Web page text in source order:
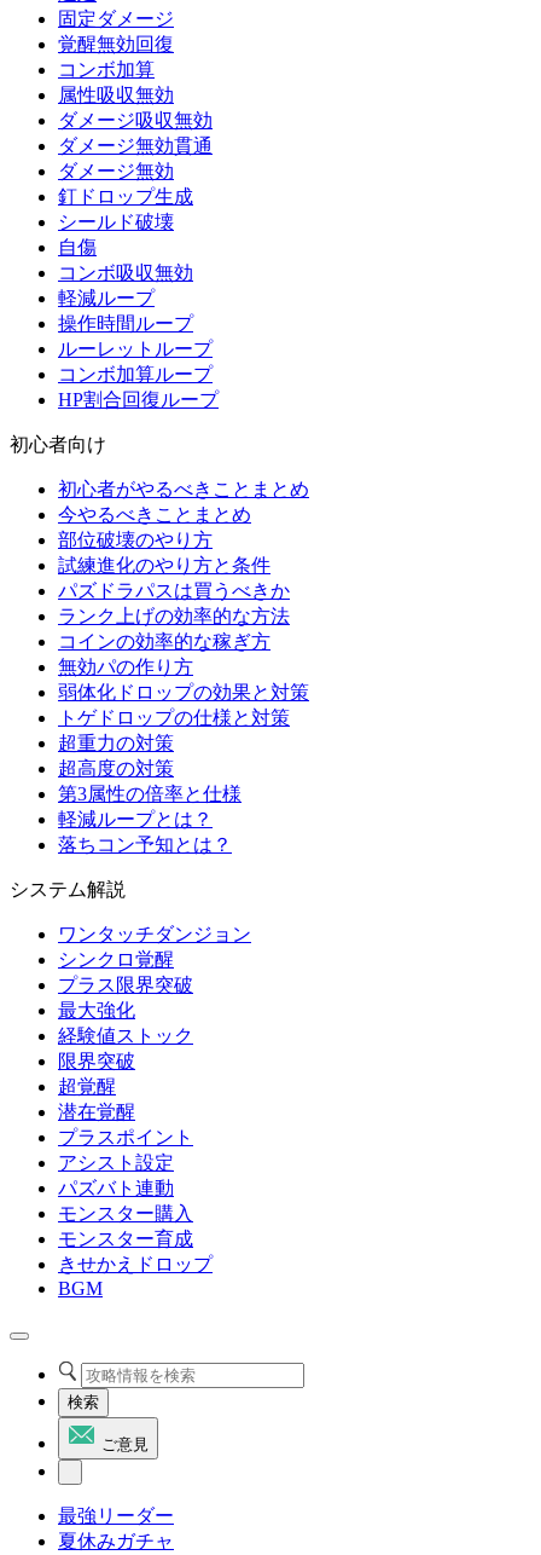
固定ダメージ
覚醒無効回復
コンボ加算
属性吸収無効
ダメージ吸収無効
ダメージ無効貫通
ダメージ無効
釘ドロップ生成
シールド破壊
自傷
コンボ吸収無効
軽減ループ
操作時間ループ
ルーレットループ
コンボ加算ループ
HP割合回復ループ
初心者向け
初心者がやるべきことまとめ
今やるべきことまとめ
部位破壊のやり方
試練進化のやり方と条件
パズドラパスは買うべきか
ランク上げの効率的な方法
コインの効率的な稼ぎ方
無効パの作り方
弱体化ドロップの効果と対策
トゲドロップの仕様と対策
超重力の対策
超高度の対策
第3属性の倍率と仕様
軽減ループとは？
落ちコン予知とは？
システム解説
ワンタッチダンジョン
シンクロ覚醒
プラス限界突破
最大強化
経験値ストック
限界突破
超覚醒
潜在覚醒
プラスポイント
アシスト設定
パズバト連動
モンスター購入
モンスター育成
きせかえドロップ
BGM
検索
ご意見
最強リーダー
夏休みガチャ